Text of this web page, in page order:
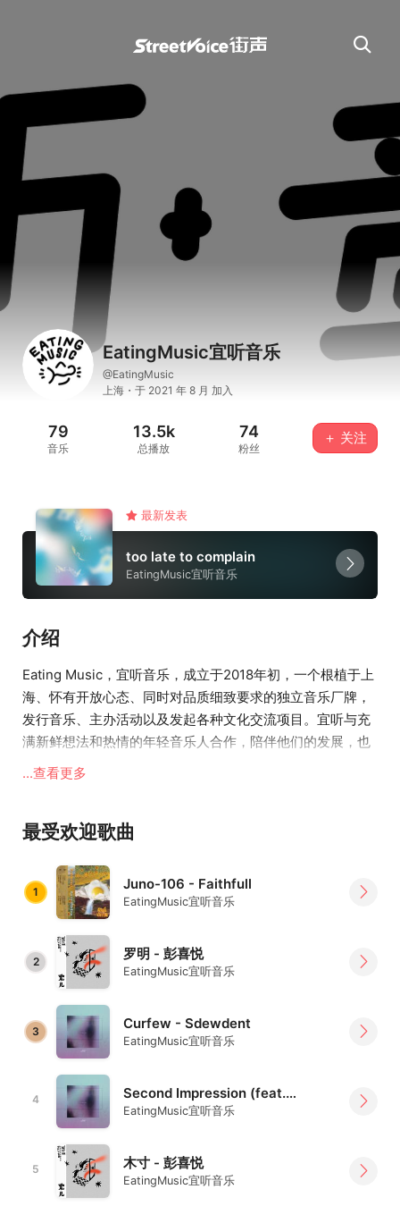
EatingMusic宜听音乐
@EatingMusic
上海・于 2021 年 8 月 加入
79
音乐
13.5k
总播放
74
粉丝
＋ 关注
最新发表
too late to complain
EatingMusic宜听音乐
介绍
Eating Music，宜听音乐，成立于2018年初，一个根植于上
海、怀有开放心态、同时对品质细致要求的独立音乐厂牌，
发行音乐、主办活动以及发起各种文化交流项目。宜听与充
满新鲜想法和热情的年轻音乐人合作，陪伴他们的发展，也
为成熟多元的音乐人提供多样性的支持。不局限于具象风
在过去的几年间，宜听完成了数十个数字与实体发行，举办
了多场形式丰富的演出与派对，并发起了”Eating Music
Camp”音乐人再培养计划。Eating Music将一直欢迎那些渴
望定义中国独立音乐文化新场景的音乐人和艺术家加入。
关注 Follow
https://eatingmusiclabel.bandcamp.com/
微博 Weibo / 微信 Wechat / 网易云音乐 / 官方微店: @宜听
音乐EatingMusic
IG: @eatingmusiclable
Bilibili:https://space.bilibili.com/339233502
Youtube:
https://www.youtube.com/channel/UC2PU2U-
gUGjzfLu1iTXUu8g
商务 · 合作 · 活动
cookiezhang@daijue.net.cn
...查看更多
最受欢迎歌曲
1 Juno-106 - Faithfull
EatingMusic宜听音乐
2 罗明 - 彭喜悦
EatingMusic宜听音乐
3 Curfew - Sdewdent
EatingMusic宜听音乐
4 Second Impression (feat._Kian) - Sdewdent
EatingMusic宜听音乐
5 木寸 - 彭喜悦
EatingMusic宜听音乐